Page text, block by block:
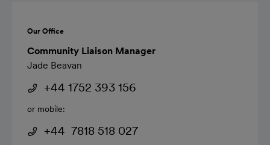
Our Office
Community Liaison Manager
Jade Beavan
+44 1752 393 156
or mobile:
+44 7818 518 027